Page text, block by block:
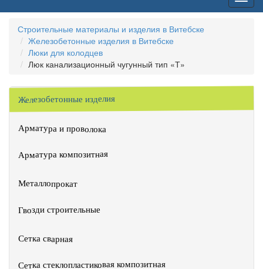
Строительные материалы и изделия в Витебске
Железобетонные изделия в Витебске
Люки для колодцев
Люк канализационный чугунный тип «Т»
Железобетонные изделия
Арматура и проволока
Арматура композитная
Металлопрокат
Гвозди строительные
Сетка сварная
Сетка стеклопластиковая композитная